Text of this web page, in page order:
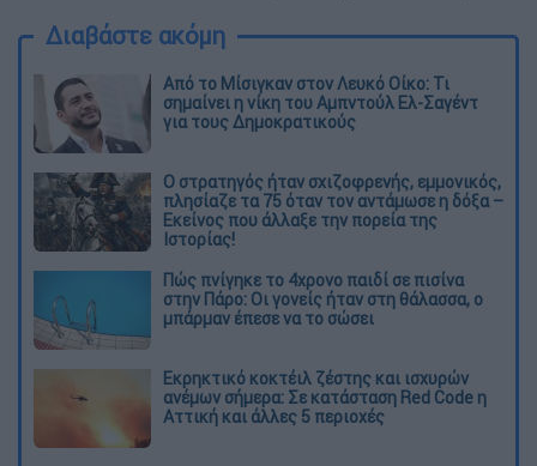
Διαβάστε ακόμη
Από το Μίσιγκαν στον Λευκό Οίκο: Τι
σημαίνει η νίκη του Αμπντούλ Ελ-Σαγέντ
για τους Δημοκρατικούς
O στρατηγός ήταν σχιζοφρενής, εμμονικός,
πλησίαζε τα 75 όταν τον αντάμωσε η δόξα –
Εκείνος που άλλαξε την πορεία της
Ιστορίας!
Πώς πνίγηκε το 4χρονο παιδί σε πισίνα
στην Πάρο: Οι γονείς ήταν στη θάλασσα, ο
μπάρμαν έπεσε να το σώσει
Εκρηκτικό κοκτέιλ ζέστης και ισχυρών
ανέμων σήμερα: Σε κατάσταση Red Code η
Αττική και άλλες 5 περιοχές